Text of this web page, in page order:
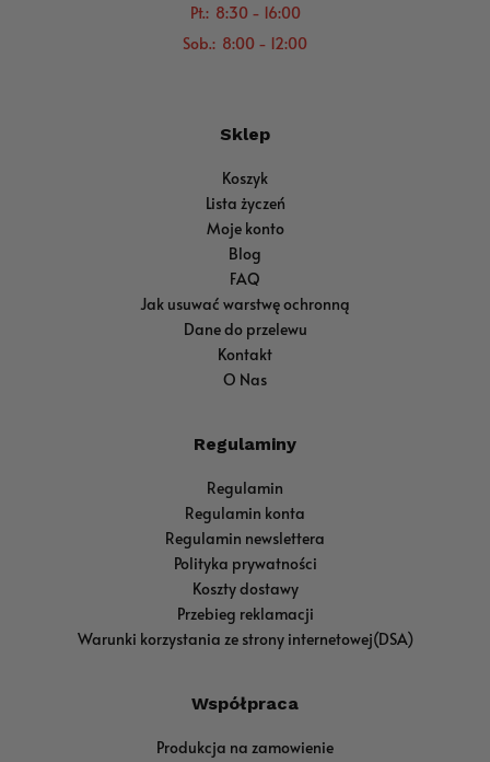
Pt.: 8:30 - 16:00
Sob.: 8:00 - 12:00
Sklep
Koszyk
Lista życzeń
Moje konto
Blog
FAQ
Jak usuwać warstwę ochronną
Dane do przelewu
Kontakt
O Nas
Regulaminy
Regulamin
Regulamin konta
Regulamin newslettera
Polityka prywatności
Koszty dostawy
Przebieg reklamacji
Warunki korzystania ze strony internetowej(DSA)
Współpraca
Produkcja na zamowienie